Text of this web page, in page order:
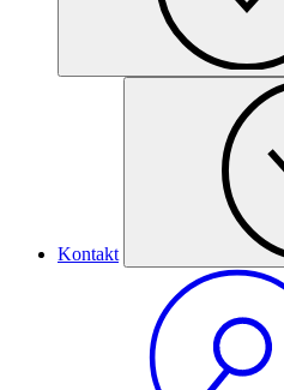
Kontakt